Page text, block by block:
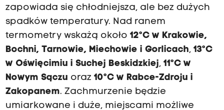
zapowiada się chłodniejsza, ale bez dużych
spadków temperatury. Nad ranem
termometry wskażą około12°C w Krakowie,
Bochni, Tarnowie, Miechowie i Gorlicach,13°C
w Oświęcimiu i Suchej Beskidzkiej,11°C w
Nowym Sączu oraz10°C w Rabce-Zdroju i
Zakopanem. Zachmurzenie będzie
umiarkowane i duże, miejscami możliwe